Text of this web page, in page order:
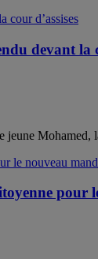
devant la
Mohamed,